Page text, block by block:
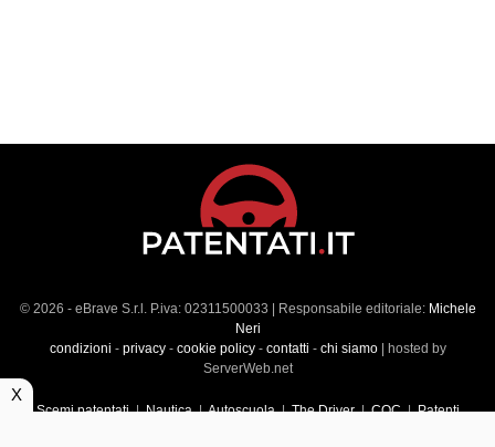
© 2026 - eBrave S.r.l. P.iva: 02311500033 | Responsabile editoriale: Michele
Neri
condizioni - privacy- cookie policy- contatti - chi siamo| hosted by
ServerWeb.net
Scemi patentati|Nautica|Autoscuola|The Driver|CQC|Patenti
X